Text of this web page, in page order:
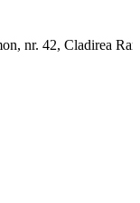
nr. 42, Cladirea